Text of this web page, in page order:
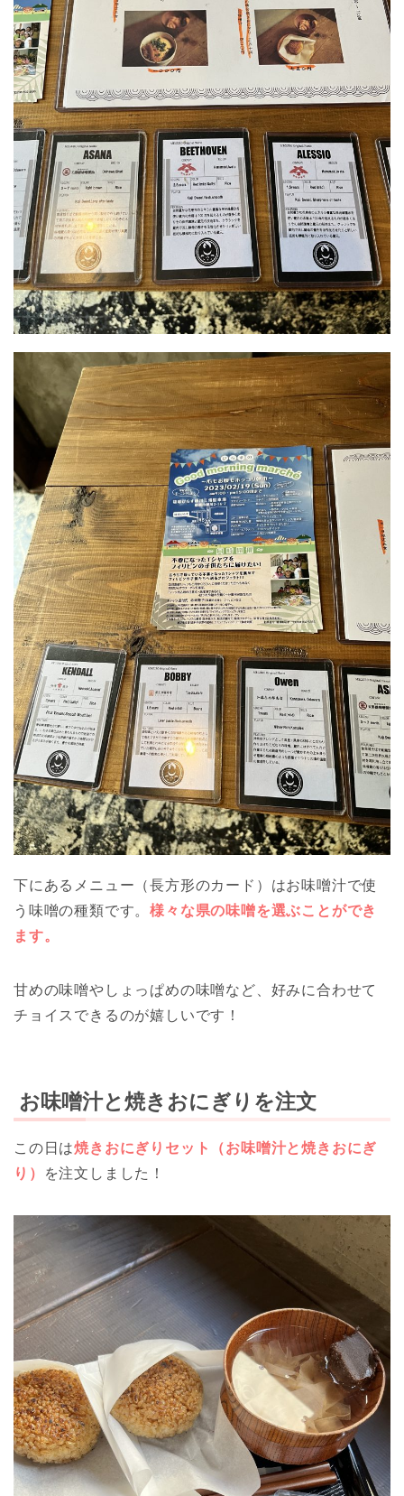
下にあるメニュー（長方形のカード）はお味噌汁で使
う味噌の種類です。様々な県の味噌を選ぶことができ
ます。
甘めの味噌やしょっぱめの味噌など、好みに合わせて
チョイスできるのが嬉しいです！
お味噌汁と焼きおにぎりを注文
この日は焼きおにぎりセット（お味噌汁と焼きおにぎ
り）
を注文しました！